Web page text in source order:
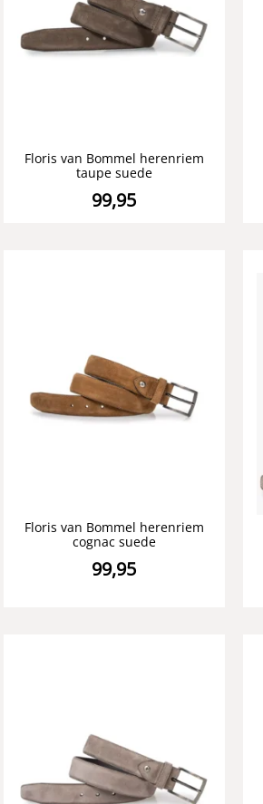
Floris van Bommel herenriem
taupe suede
99,95
Floris van Bommel herenriem
cognac suede
99,95